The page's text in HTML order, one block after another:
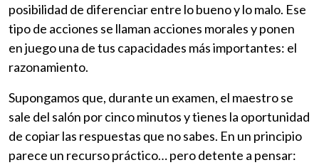
posibilidad de diferenciar entre lo bueno y lo malo. Ese
tipo de acciones se llaman acciones morales y ponen
en juego una de tus capacidades más importantes: el
razonamiento.
Supongamos que, durante un examen, el maestro se
sale del salón por cinco minutos y tienes la oportunidad
de copiar las respuestas que no sabes. En un principio
parece un recurso práctico… pero detente a pensar: